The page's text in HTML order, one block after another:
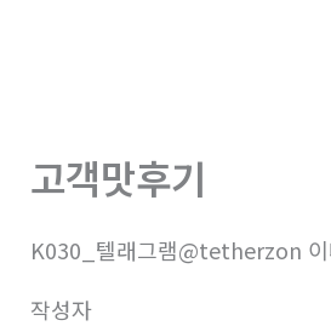
고객맛후기
K030_텔래그램@tetherzon 이
작성자